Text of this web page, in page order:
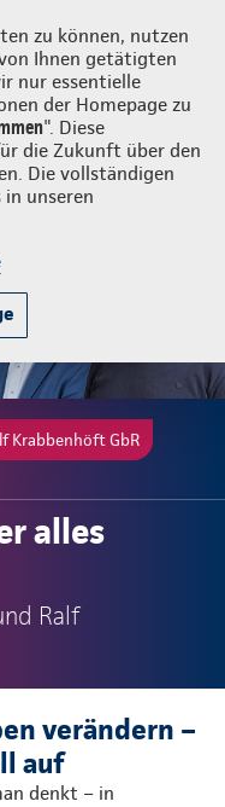
zu können, nutzen
Ihnen getätigten
nur essentielle
der Homepage zu
". Diese
die Zukunft über den
Die vollständigen
unseren
Login
Krabbenhöft GbR
alles
Ralf
verändern –
auf
denkt – in